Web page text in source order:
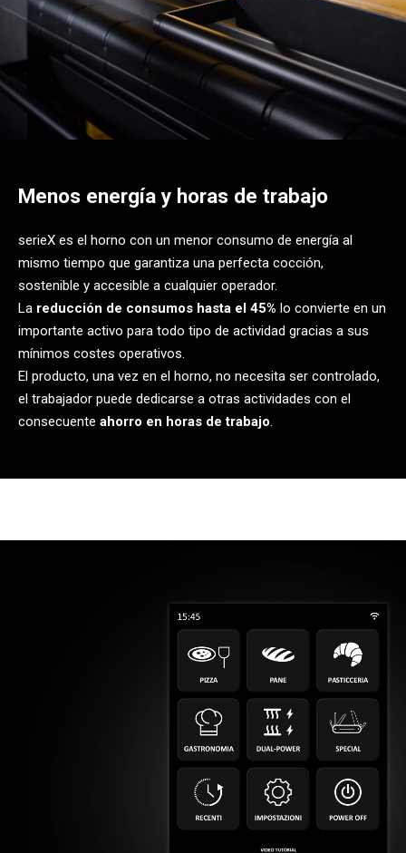
Menos energía y horas de trabajo
serieX es el horno con un menor consumo de energía al
mismo tiempo que garantiza una perfecta cocción,
sostenible y accesible a cualquier operador.
La reducción de consumos hasta el 45% lo convierte en un
importante activo para todo tipo de actividad gracias a sus
mínimos costes operativos.
El producto, una vez en el horno, no necesita ser controlado,
el trabajador puede dedicarse a otras actividades con el
consecuente ahorro en horas de trabajo.